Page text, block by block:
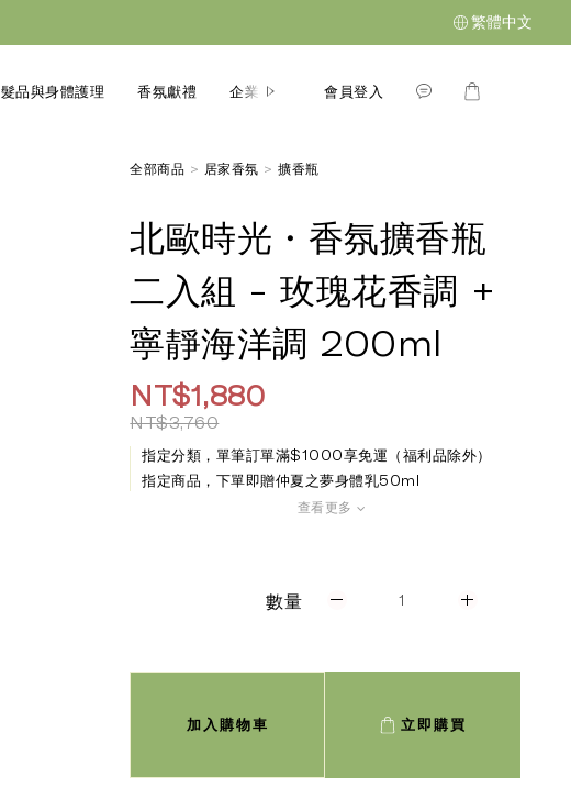
繁體中文
髮品與身體護理 香氛獻禮 企業禮贈 故事系列 部落格
會員登入
全部商品 > 居家香氛 >擴香瓶
北歐時光・香氛擴香瓶
二入組 - 玫瑰花香調 +
寧靜海洋調 200ml
NT$1,880
NT$3,760
指定分類，單筆訂單滿$1000享免運（福利品除外）
指定商品，下單即贈仲夏之夢身體乳50ml
查看更多
數量
加入購物車 立即購買